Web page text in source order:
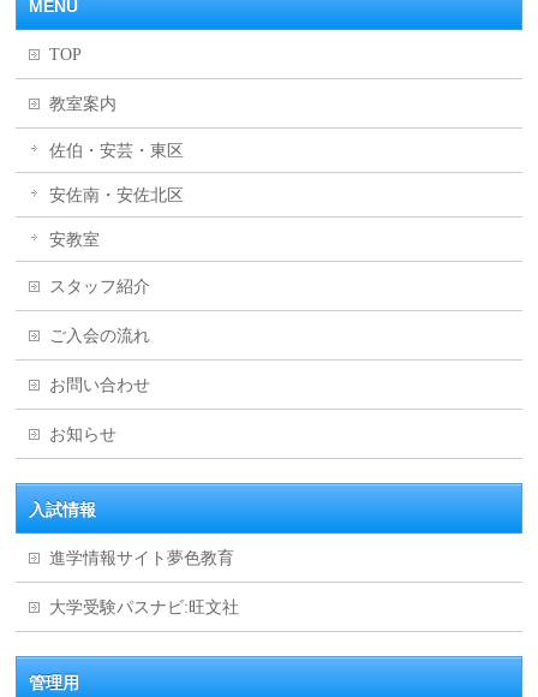
MENU
TOP
教室案内
佐伯・安芸・東区
安佐南・安佐北区
安教室
スタッフ紹介
ご入会の流れ
お問い合わせ
お知らせ
入試情報
進学情報サイト夢色教育
大学受験パスナビ:旺文社
管理用